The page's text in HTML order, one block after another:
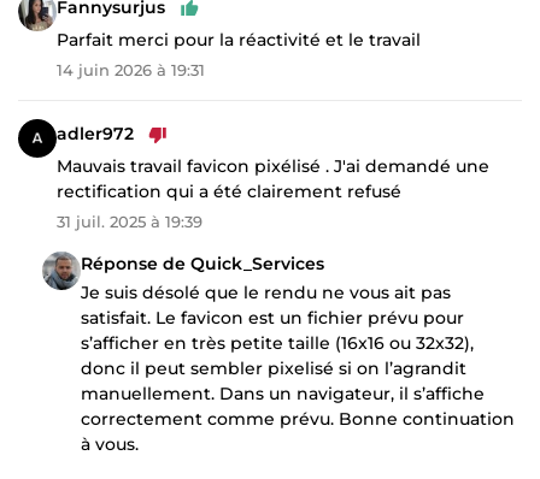
Fannysurjus
Parfait merci pour la réactivité et le travail
14 juin 2026 à 19:31
adler972
Mauvais travail favicon pixélisé . J'ai demandé une
rectification qui a été clairement refusé
31 juil. 2025 à 19:39
Réponse de Quick_Services
Je suis désolé que le rendu ne vous ait pas
satisfait. Le favicon est un fichier prévu pour
s’afficher en très petite taille (16x16 ou 32x32),
donc il peut sembler pixelisé si on l’agrandit
manuellement. Dans un navigateur, il s’affiche
correctement comme prévu. Bonne continuation
à vous.